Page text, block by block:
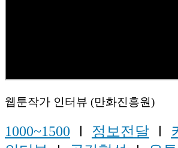
웹툰작가 인터뷰 (만화진흥원)
1000~1500 Ⅰ 정보전달 Ⅰ